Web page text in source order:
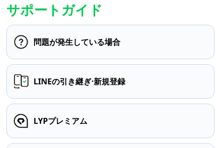
サポートガイド
問題が発生している場合
LINEの引き継ぎ⋅新規登録
LYPプレミアム